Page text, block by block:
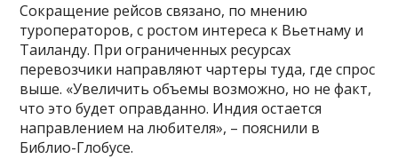
Сокращение рейсов связано, по мнению
туроператоров, с ростом интереса к Вьетнаму и
Таиланду. При ограниченных ресурсах
перевозчики направляют чартеры туда, где спрос
выше. «Увеличить объемы возможно, но не факт,
что это будет оправданно. Индия остается
направлением на любителя», – пояснили в
Библио-Глобусе.